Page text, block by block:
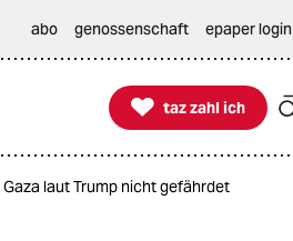
abo genossenschaft epaper login

taz zahl ich
taz zahl ich
laut Trump nicht gefährdet